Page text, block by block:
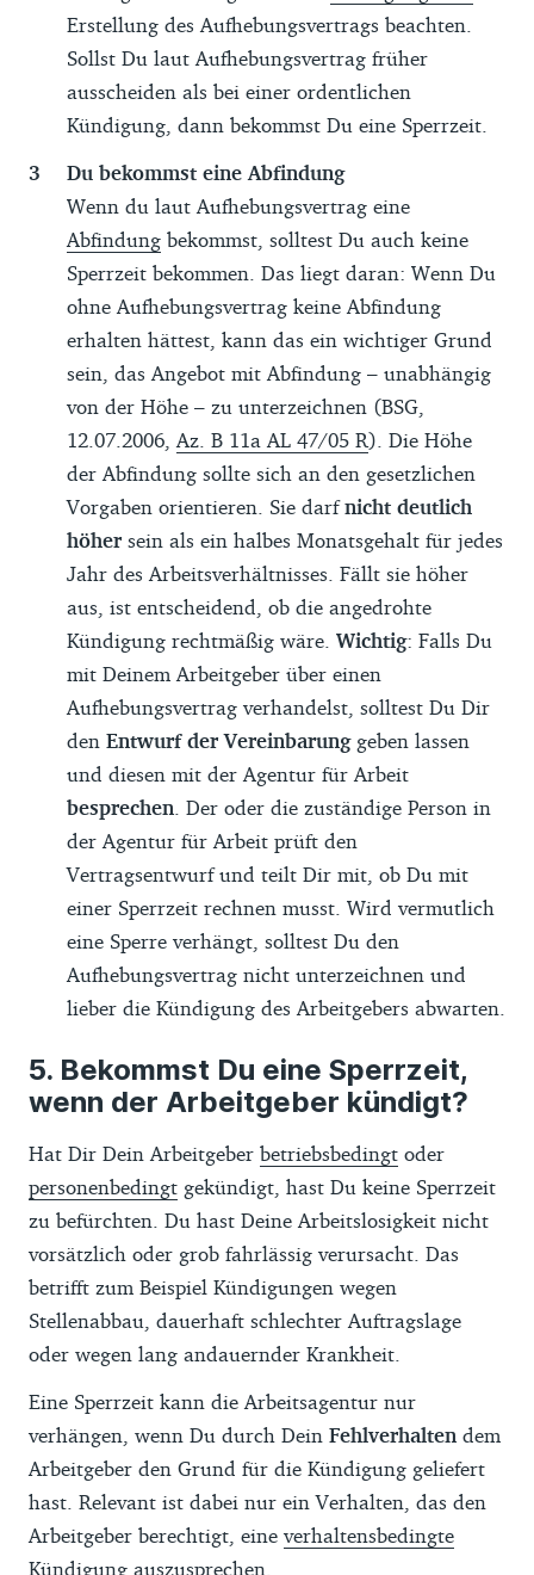
Erstellung des Aufhebungsvertrags beachten.
Sollst Du laut Aufhebungsvertrag früher
ausscheiden als bei einer ordentlichen
Kündigung, dann bekommst Du eine Sperrzeit.
Du bekommst eine Abfindung
Wenn du laut Aufhebungsvertrag eine
Abfindung bekommst, solltest Du auch keine
Sperrzeit bekommen. Das liegt daran: Wenn Du
ohne Aufhebungsvertrag keine Abfindung
erhalten hättest, kann das ein wichtiger Grund
sein, das Angebot mit Abfindung – unabhängig
von der Höhe – zu unterzeichnen (BSG,
12.07.2006, Az. B 11a AL 47/05 R). Die Höhe
der Abfindung sollte sich an den gesetzlichen
Vorgaben orientieren. Sie darfnicht deutlich
höher sein als ein halbes Monatsgehalt für jedes
Jahr des Arbeitsverhältnisses. Fällt sie höher
aus, ist entscheidend, ob die angedrohte
Kündigung rechtmäßig wäre. Wichtig: Falls Du
mit Deinem Arbeitgeber über einen
Aufhebungsvertrag verhandelst, solltest Du Dir
den Entwurf der Vereinbarunggeben lassen
und diesen mit der Agentur für Arbeit
besprechen . Der oder die zuständige Person in
der Agentur für Arbeit prüft den
Vertragsentwurf und teilt Dir mit, ob Du mit
einer Sperrzeit rechnen musst. Wird vermutlich
eine Sperre verhängt, solltest Du den
Aufhebungsvertrag nicht unterzeichnen und
lieber die Kündigung des Arbeitgebers abwarten.
Bekommst Du eine Sperrzeit,
wenn der Arbeitgeber kündigt?
Hat Dir Dein Arbeitgeber betriebsbedingt oder
personenbedingt gekündigt, hast Du keine Sperrzeit
zu befürchten. Du hast Deine Arbeitslosigkeit nicht
vorsätzlich oder grob fahrlässig verursacht. Das
betrifft zum Beispiel Kündigungen wegen
Stellenabbau, dauerhaft schlechter Auftragslage
oder wegen lang andauernder Krankheit.
Eine Sperrzeit kann die Arbeitsagentur nur
verhängen, wenn Du durch Dein Fehlverhalten dem
Arbeitgeber den Grund für die Kündigung geliefert
hast. Relevant ist dabei nur ein Verhalten, das den
Arbeitgeber berechtigt, eine verhaltensbedingte
Kündigung auszusprechen.